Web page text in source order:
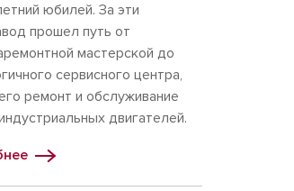
юбилей. За эти
прошел путь от
мастерской до
сервисного центра,
ремонт и обслуживание
двигателей.